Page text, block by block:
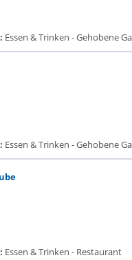
Essen & Trinken - Gehobene
Essen & Trinken - Gehobene
Essen & Trinken - Restaurant